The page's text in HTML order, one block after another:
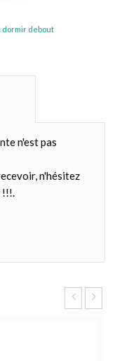
dormir debout
n'est pas
n'hésitez
!!!.